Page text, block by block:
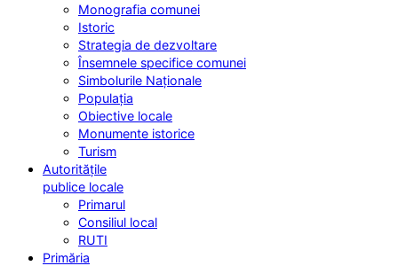
Monografia comunei
Istoric
Strategia de dezvoltare
Însemnele specifice comunei
Simbolurile Naționale
Populația
Obiective locale
Monumente istorice
Turism
Autoritățile
publice locale
Primarul
Consiliul local
RUTI
Primăria